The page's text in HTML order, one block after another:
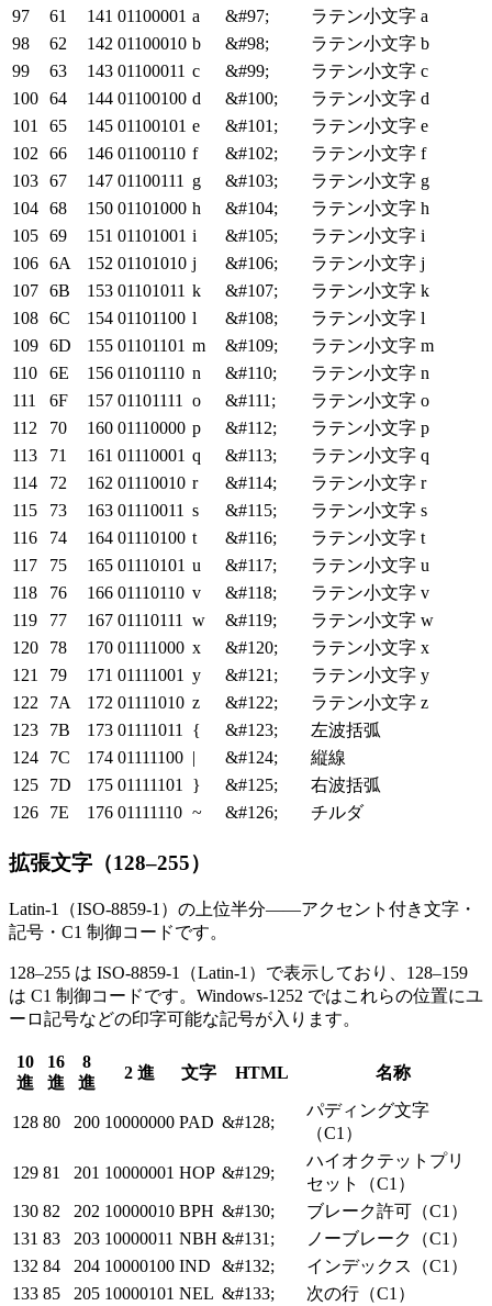
97
61 141 01100001 a &#97;
ラテン小文字 a
98
62 142 01100010 b &#98;
ラテン小文字 b
99
63 143 01100011 c &#99;
ラテン小文字 c
100 64 144 01100100 d &#100;
ラテン小文字 d
101
65 145 01100101 e &#101;
ラテン小文字 e
102
66 146 01100110 f &#102;
ラテン小文字 f
103 67 147 01100111 g &#103;
ラテン小文字 g
104 68 150 01101000 h &#104;
ラテン小文字 h
105 69 151 01101001 i &#105;
ラテン小文字 i
106 6A 152 01101010 j &#106;
ラテン小文字 j
107 6B 153 01101011 k &#107;
ラテン小文字 k
108 6C 154 01101100 l &#108;
ラテン小文字 l
109 6D 155 01101101 m &#109;
ラテン小文字 m
110
6E 156 01101110 n &#110;
ラテン小文字 n
111
6F 157 01101111 o &#111;
ラテン小文字 o
112
70 160 01110000 p &#112;
ラテン小文字 p
113
71 161 01110001 q &#113;
ラテン小文字 q
114
72 162 01110010 r &#114;
ラテン小文字 r
115
73 163 01110011 s &#115;
ラテン小文字 s
116
74 164 01110100 t &#116;
ラテン小文字 t
117
75 165 01110101 u &#117;
ラテン小文字 u
118
76 166 01110110 v &#118;
ラテン小文字 v
119
77 167 01110111 w &#119;
ラテン小文字 w
120
78 170 01111000 x &#120;
ラテン小文字 x
121
79 171 01111001 y &#121;
ラテン小文字 y
122
7A 172 01111010 z &#122;
ラテン小文字 z
123
7B 173 01111011 { &#123;
左波括弧
124
7C 174 01111100 | &#124;
縦線
125
7D 175 01111101 } &#125;
右波括弧
126
7E 176 01111110 ~ &#126; チルダ
拡張文字（128–255）
Latin-1（ISO-8859-1）の上位半分——アクセント付き文字・
記号・C1 制御コードです。
128–255 は ISO-8859-1（Latin-1）で表示しており、128–159
は C1 制御コードです。Windows-1252 ではこれらの位置にユ
ーロ記号などの印字可能な記号が入ります。
10
進
16
進
8
進
2 進 文字 HTML 名称
128 80 200 10000000 PAD &#128;
パディング文字
（C1）
129 81 201 10000001 HOP &#129;
ハイオクテットプリ
セット（C1）
130 82 202 10000010 BPH &#130;
ブレーク許可（C1）
131 83 203 10000011 NBH &#131;
ノーブレーク（C1）
132 84 204 10000100 IND &#132;
インデックス（C1）
133 85 205 10000101 NEL &#133;
次の行（C1）